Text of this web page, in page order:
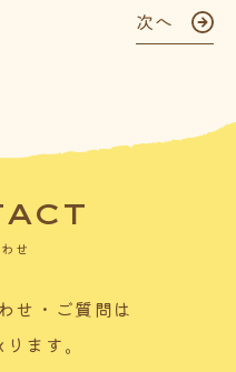
次へ
せ
せ・ご質問は
ます。